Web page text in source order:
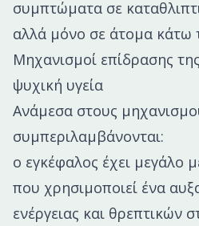
συμπτώματα σε
αλλά μόνο σε άτομα κάτω
Μηχανισμοί επίδρασης
ψυχική υγεία
Ανάμεσα στους
συμπεριλαμβάνονται:
ο εγκέφαλος έχει μεγάλο
που χρησιμοποιεί ένα
ενέργειας και θρεπτικών